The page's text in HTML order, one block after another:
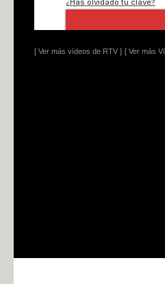
[ Ver más vídeos de RTV ] [ Ver más